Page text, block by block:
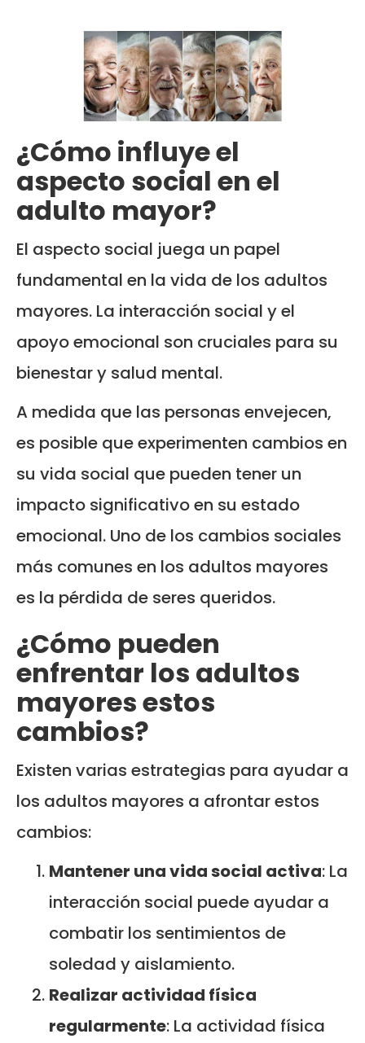
¿Cómo influye el
aspecto social en el
adulto mayor?
El aspecto social juega un papel
fundamental en la vida de los adultos
mayores. La interacción social y el
apoyo emocional son cruciales para su
bienestar y salud mental.
A medida que las personas envejecen,
es posible que experimenten cambios en
su vida social que pueden tener un
impacto significativo en su estado
emocional. Uno de los cambios sociales
más comunes en los adultos mayores
es la pérdida de seres queridos.
¿Cómo pueden
enfrentar los adultos
mayores estos
cambios?
Existen varias estrategias para ayudar a
los adultos mayores a afrontar estos
cambios:
Mantener una vida social activa: La
interacción social puede ayudar a
combatir los sentimientos de
soledad y aislamiento.
Realizar actividad física
regularmente: La actividad física